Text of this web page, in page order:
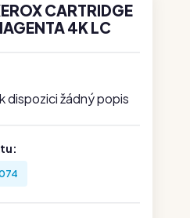
CARTRIDGE
4K LC
dispozici žádný popis